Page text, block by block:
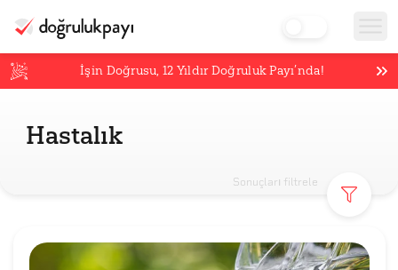
İşin Doğrusu,12 Yıldır Doğruluk Payı’nda!
Hastalık
Sonuçları filtrele